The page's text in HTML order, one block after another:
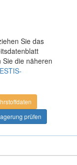
Sie das
die näheren
prüfen